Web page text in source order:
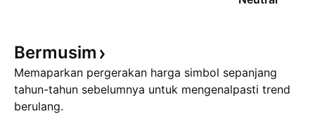
Bermusim
Memaparkan pergerakan harga simbol sepanjang
tahun-tahun sebelumnya untuk mengenalpasti trend
berulang.